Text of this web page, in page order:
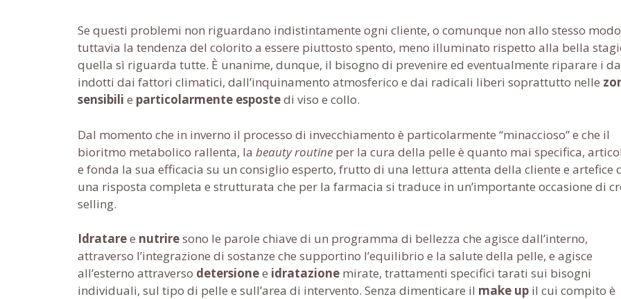
Se questi problemi non riguardano indistintamente ogni cliente, o comunque non allo stesso
tuttavia la tendenza del colorito a essere piuttosto spento, meno illuminato rispetto alla bella
quella sì riguarda tutte. È unanime, dunque, il bisogno di prevenire ed eventualmente riparare i
indotti dai fattori climatici, dall’inquinamento atmosferico e dai radicali liberi soprattutto nelle
sensibili e particolarmente espostedi viso e collo.
Dal momento che in inverno il processo di invecchiamento è particolarmente “minaccioso” e che il
bioritmo metabolico rallenta, la beauty routine per la cura della pelle è quanto mai specifica,
e fonda la sua efficacia su un consiglio esperto, frutto di una lettura attenta della cliente e artefice
una risposta completa e strutturata che per la farmacia si traduce in un’importante occasione di
selling.
Idrataree nutriresono le parole chiave di un programma di bellezza che agisce dall’interno,
attraverso l’integrazione di sostanze che supportino l’equilibrio e la salute della pelle, e agisce
all’esterno attraverso detersionee idratazione mirate, trattamenti specifici tarati sui bisogni
individuali, sul tipo di pelle e sull’area di intervento. Senza dimenticare il make up il cui compito è